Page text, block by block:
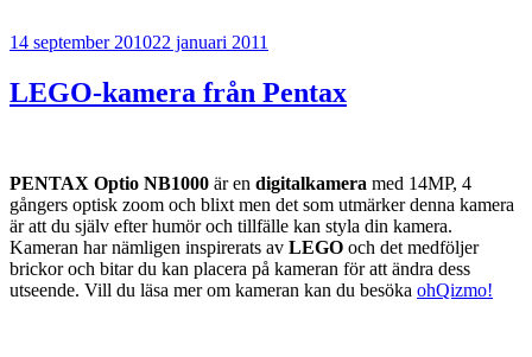
Publicerat
14 september 201022 januari 2011
LEGO-kamera från Pentax
PENTAX Optio NB1000 är en digitalkamera med 14MP, 4
gångers optisk zoom och blixt men det som utmärker denna kamera
är att du själv efter humör och tillfälle kan styla din kamera.
Kameran har nämligen inspirerats av LEGO och det medföljer
brickor och bitar du kan placera på kameran för att ändra dess
utseende. Vill du läsa mer om kameran kan du besöka ohQizmo!